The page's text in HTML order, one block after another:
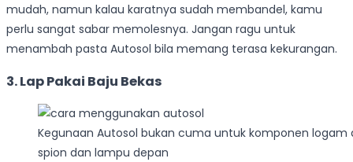
mudah, namun kalau karatnya sudah membandel, kamu
perlu sangat sabar memolesnya. Jangan ragu untuk
menambah pasta Autosol bila memang terasa kekurangan.
3. Lap Pakai Baju Bekas
Kegunaan Autosol bukan cuma untuk komponen
spion dan lampu depan